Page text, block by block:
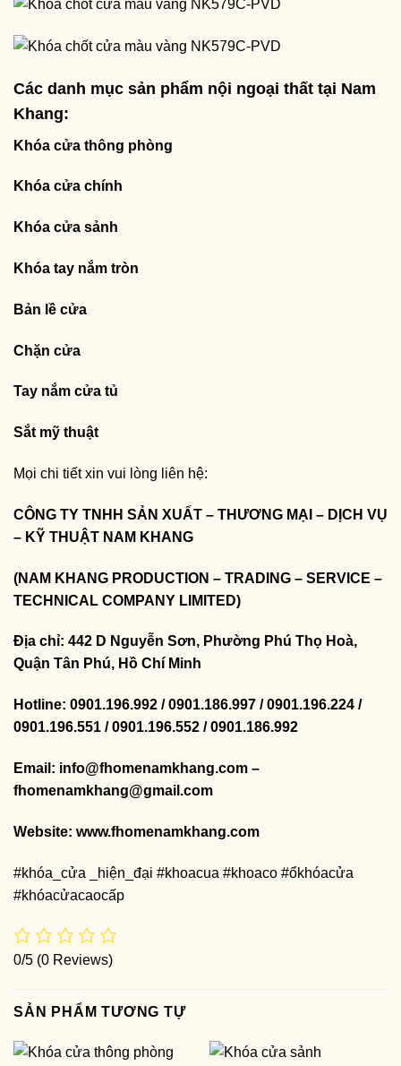
Các danh mục sản phẩm nội ngoại thất tại Nam
Khang:
Khóa cửa thông phòng
Khóa cửa chính
Khóa cửa sảnh
Khóa tay nắm tròn
Bản lề cửa
Chặn cửa
Tay nắm cửa tủ
Sắt mỹ thuật
Mọi chi tiết xin vui lòng liên hệ:
CÔNG TY TNHH SẢN XUẤT – THƯƠNG MẠI – DỊCH VỤ
– KỸ THUẬT NAM KHANG
(NAM KHANG PRODUCTION – TRADING – SERVICE –
TECHNICAL COMPANY LIMITED)
Địa chỉ: 442 D Nguyễn Sơn, Phường Phú Thọ Hoà,
Quận Tân Phú, Hồ Chí Minh
Hotline: 0901.196.992 / 0901.186.997 / 0901.196.224 /
0901.196.551 / 0901.196.552 / 0901.186.992
Email: info@fhomenamkhang.com –
fhomenamkhang@gmail.com
Website: www.fhomenamkhang.com
#khóa_cửa _hiện_đại #khoacua #khoaco #ổkhóacửa
#khóacửacaocấp
0/5 (0 Reviews)
SẢN PHẨM TƯƠNG TỰ